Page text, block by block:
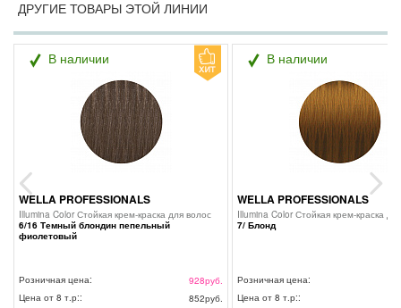
ДРУГИЕ ТОВАРЫ ЭТОЙ ЛИНИИ
В наличии
WELLA PROFESSIONALS
Illumina Color Стойкая крем-краска для волос
6/16 Темный блондин пепельный
фиолетовый
Розничная цена: 928руб.
Цена от 8 т.р::
852руб.
В наличии
WELLA PROFESSIONALS
Illumina Color Стойкая крем-краска
7/ Блонд
Розничная цена:
Цена от 8 т.р::
Previous Next